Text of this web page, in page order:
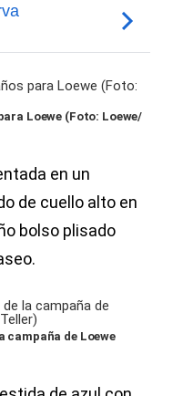
Loewe (Foto: Loewe/
en un
de cuello alto en
bolso plisado
campaña de Loewe